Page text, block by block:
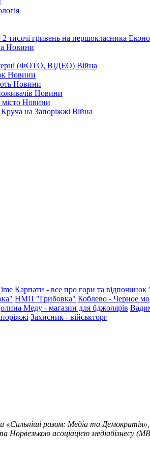
тисячі гривень на першокласника
Новини
(ФОТО, ВІДЕО) Війна
Новини
Новини
Новини
Новини
на Запоріжжі Війна
Карпати - все про гори та відпочинок
НМП "Грибовка" Коблево - Черное
Меду - магазин для бджолярів
Захисник - військторг
«Сильніші разом: Медіа та
асоціацією медіабізнесу